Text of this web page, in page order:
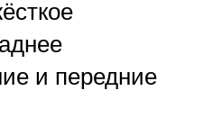
и передние